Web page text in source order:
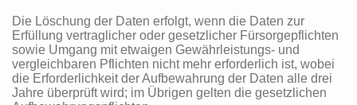
Die Löschung der Daten erfolgt, wenn die Daten zur
Erfüllung vertraglicher oder gesetzlicher Fürsorgepflichten
sowie Umgang mit etwaigen Gewährleistungs- und
vergleichbaren Pflichten nicht mehr erforderlich ist, wobei
die Erforderlichkeit der Aufbewahrung der Daten alle drei
Jahre überprüft wird; im Übrigen gelten die gesetzlichen